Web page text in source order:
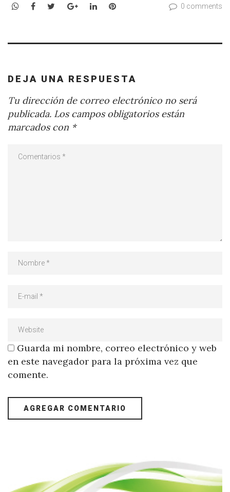
WhatsApp
Facebook
TwitterGoogle+LinkedInPinterest 0 comments
DEJA UNA RESPUESTA
Tu dirección de correo electrónico no será
publicada. Los campos obligatorios están
marcados con *
Guarda mi nombre, correo electrónico y web
en este navegador para la próxima vez que
comente.